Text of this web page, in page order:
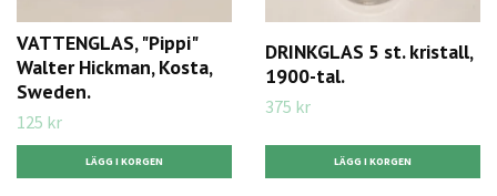
VATTENGLAS, "Pippi"
Walter Hickman, Kosta,
Sweden.
125 kr
DRINKGLAS 5 st. kristall,
1900-tal.
375 kr